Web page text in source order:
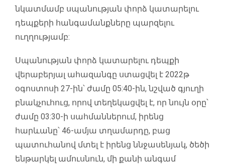
նկատմամբ սպանության փորձ կատարելու
դեպքերի հանգամանքները պարզելու
ուղղությամբ:
Սպանության փորձ կատարելու դեպքի
վերաբերյալ ահազանգը ստացվել է 2022թ
օգոստոսի 27-ին՝ ժամը 05:40-ին, նշված գյուղի
բնակչուհուց, որով տեղեկացվել է, որ նույն օրը՝
ժամը 03:30-ի սահմաններում, իրենց
հարևանը՝ 46-ամյա տղամարդը, բաց
պատուհանով մտել է իրենց ննջասենյակ, ծեծի
ենթարկել ամուսնուն, մի քանի անգամ